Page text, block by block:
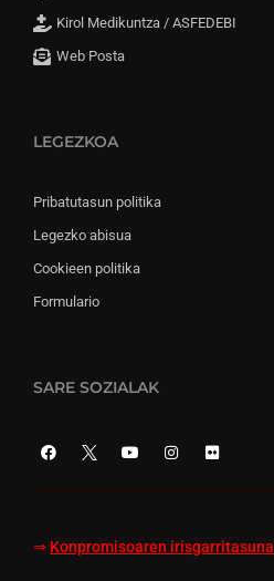
Kirol Medikuntza / ASFEDEBI
Web Posta
LEGEZKOA
Pribatutasun politika
Legezko abisua
Cookieen politika
Formulario
SARE SOZIALAK
⇒ Konpromisoaren irisgarritasuna